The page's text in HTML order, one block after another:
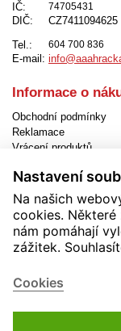
IČ:
74705431
DIČ:
CZ7411094625
Tel.:
604 700 836
E-mail:
Informace o
Obchodní podmínky
Reklamace
Vrácení produktů
Způsob platby
Jak objednat
Nastavení cookies
Užitečné
Novinky
Akční produkty
Kontakty
Nastavení
Na našich
cookies.
nám pomáhají
zážitek.
Cookies